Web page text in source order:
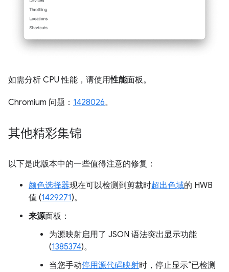
如需分析 CPU 性能，请使用性能面板。
Chromium 问题： 1428026。
其他精彩集锦
以下是此版本中的一些值得注意的修复：
颜色选择器现在可以检测到剪裁时超出色域的 HWB
值 (1429271)。
来源面板：
为源映射启用了 JSON 语法突出显示功能
(1385374)。
当您手动停用源代码映射时，停止显示“已检测